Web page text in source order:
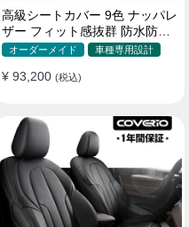
高級シートカバー 9色 ナッパレ
ザー フィット感抜群 防水防汚
オーダーメイド 全席セット
オーダーメイド 車種専用設計
¥ 93,200 (税込)